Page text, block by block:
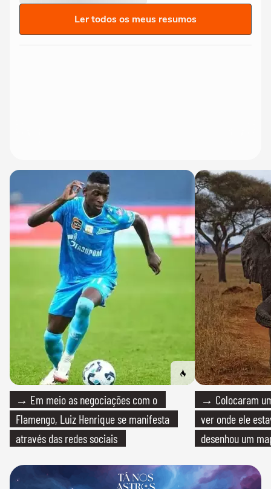
Ler todos os meus resumos
→ Em meio as negociações com o
Flamengo, Luiz Henrique se manifesta
através das redes sociais
→ Colocaram
ver onde ele
desenhou um